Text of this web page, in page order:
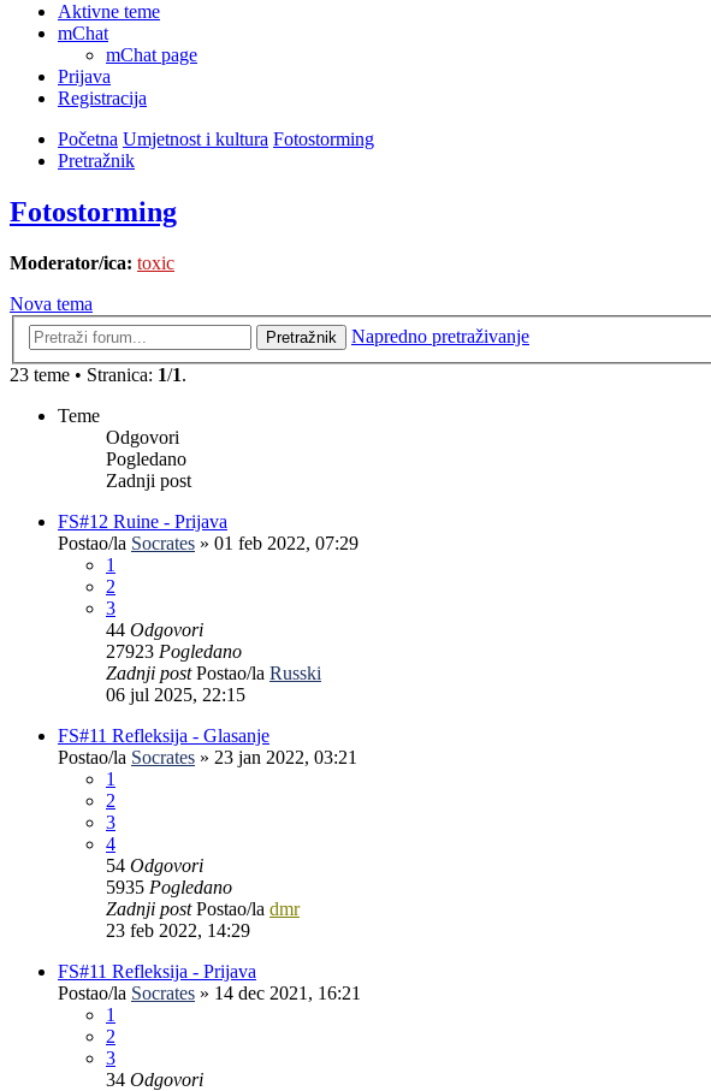
Aktivne teme
mChat
mChat page
Prijava
Registracija
Početna Umjetnost i kultura Fotostorming
Pretražnik
Fotostorming
Moderator/ica: toxic
Nova tema
Pretražnik
Napredno pretraživanje
23 teme • Stranica: 1/1.
Teme
Odgovori
Pogledano
Zadnji post
FS#12 Ruine - Prijava
Postao/la Socrates » 01 feb 2022, 07:29
1
2
3
44 Odgovori
27923 Pogledano
Zadnji postPostao/la Russki
06 jul 2025, 22:15
FS#11 Refleksija - Glasanje
Postao/la Socrates » 23 jan 2022, 03:21
1
2
3
4
54 Odgovori
5935 Pogledano
Zadnji postPostao/la dmr
23 feb 2022, 14:29
FS#11 Refleksija - Prijava
Postao/la Socrates » 14 dec 2021, 16:21
1
2
3
34 Odgovori